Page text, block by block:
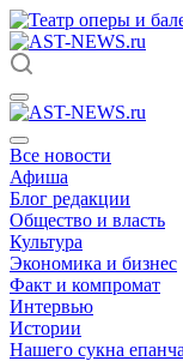
Все новости
Афиша
Блог редакции
Общество и власть
Культура
Экономика и бизнес
Факт и компромат
Интервью
Истории
Нашего сукна епанча